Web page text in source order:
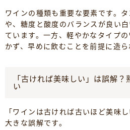
ワインの種類も重要な要素です。
や、糖度と酸度のバランスが良い
ています。一方、軽やかなタイプ
かず、早めに飲むことを前提に造ら
「古ければ美味しい」は誤解
い
「ワインは古ければ古いほど美味
大きな誤解です。